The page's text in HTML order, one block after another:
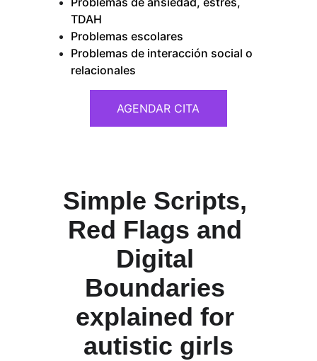
TDAH
Problemas escolares
Problemas de interacción social o
relacionales
AGENDAR CITA
Simple Scripts,
Red Flags and
Digital
Boundaries
explained for
autistic girls